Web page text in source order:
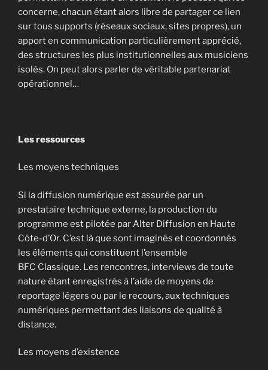
concerne, chacun étant alors libre de partager ce lien
sur tous supports (réseaux sociaux, sites propres), un
apport en communication particulièrement apprécié,
des structures les plus institutionnelles aux musiciens
isolés. On peut alors parler de véritable partenariat
opérationnel…
Les ressources
Les moyens techniques
Si la diffusion numérique est assurée par un
prestataire technique externe, la production du
programme est pilotée par Alter Diffusion en Haute
Côte-d’Or. C’est là que sont imaginés et coordonnés
les éléments qui constituent l’ensemble
BFC Classique. Les rencontres, interviews de toute
nature étant enregistrés à l’aide de moyens de
reportage légers ou par le recours, aux techniques
numériques permettant des liaisons de qualité à
distance.
Les moyens d’existence